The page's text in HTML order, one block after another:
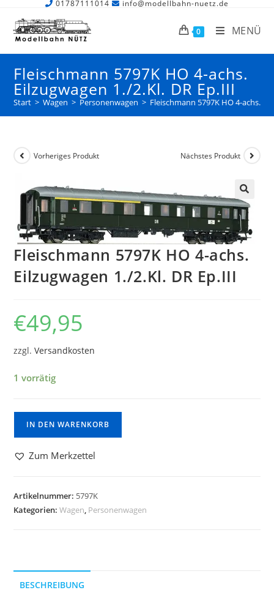
01787111014 info@modellbahn-nuetz.de
0 MENÜ
Fleischmann 5797K HO 4-achs.
Eilzugwagen 1./2.Kl. DR Ep.III
Start > Wagen > Personenwagen > Fleischmann 5797K HO 4-achs.
Vorheriges Produkt Nächstes Produkt
Fleischmann 5797K HO 4-achs.
Eilzugwagen 1./2.Kl. DR Ep.III
€49,95
zzgl.Versandkosten
1 vorrätig
IN DEN WARENKORB
Zum Merkzettel
Artikelnummer: 5797K
Kategorien:Wagen, Personenwagen
BESCHREIBUNG